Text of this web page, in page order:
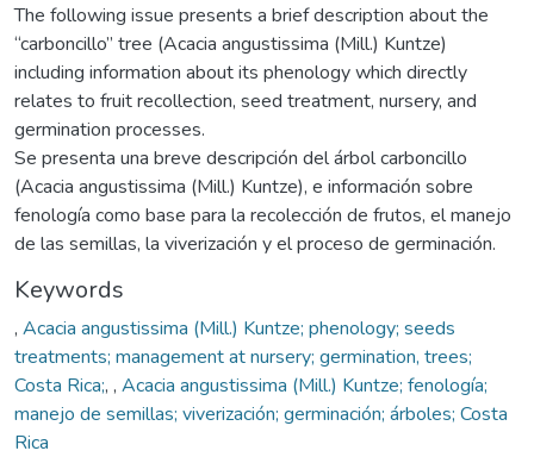
The following issue presents a brief description about the
“carboncillo” tree (Acacia angustissima (Mill.) Kuntze)
including information about its phenology which directly
relates to fruit recollection, seed treatment, nursery, and
germination processes.
Se presenta una breve descripción del árbol carboncillo
(Acacia angustissima (Mill.) Kuntze), e información sobre
fenología como base para la recolección de frutos, el manejo
de las semillas, la viverización y el proceso de germinación.
Keywords
, Acacia angustissima (Mill.) Kuntze; phenology; seeds
treatments; management at nursery; germination, trees;
Costa Rica;, , Acacia angustissima (Mill.) Kuntze; fenología;
manejo de semillas; viverización; germinación; árboles; Costa
Rica